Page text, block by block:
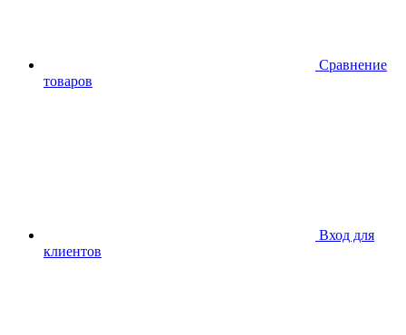
Сравнение
товаров
Вход для
клиентов